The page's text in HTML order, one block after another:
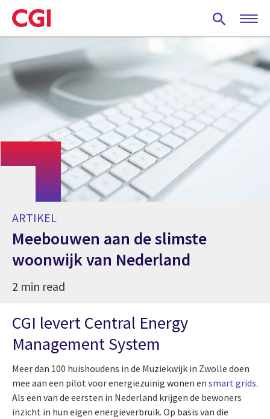
Skip
to
main
ARTIKEL
Meebouwen aan de slimste
woonwijk van Nederland
2 min read
CGI levert Central Energy
Management System
Meer dan 100 huishoudens in de Muziekwijk in Zwolle doen
mee aan een pilot voor energiezuinig wonen en smart grids.
Als een van de eersten in Nederland krijgen de bewoners
inzicht in hun eigen energieverbruik. Op basis van die